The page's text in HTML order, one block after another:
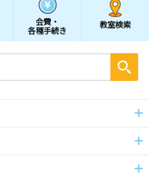
会費・
各種手続き
教室検索